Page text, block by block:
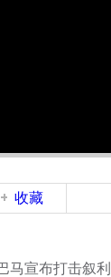
收藏
宣布打击叙利